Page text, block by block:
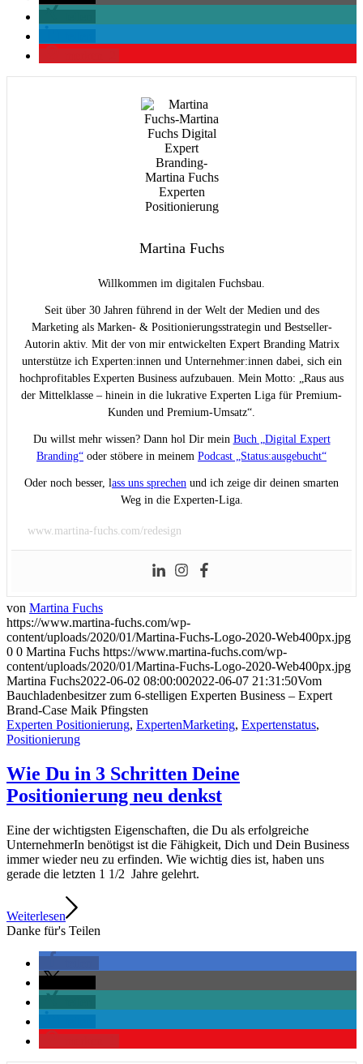
Martina Fuchs
Willkommen im digitalen Fuchsbau.
Seit über 30 Jahren führend in der Welt der Medien und des
Marketing als Marken- & Positionierungsstrategin und Bestseller-
Autorin aktiv. Mit der von mir entwickelten Expert Branding Matrix
unterstütze ich Experten:innen und Unternehmer:innen dabei, sich ein
hochprofitables Experten Business aufzubauen. Mein Motto: „Raus aus
der Mittelklasse – hinein in die lukrative Experten Liga für Premium-
Kunden und Premium-Umsatz“.
Du willst mehr wissen? Dann hol Dir mein Buch „Digital Expert
Branding“ oder stöbere in meinem Podcast „Status:ausgebucht“
Oder noch besser, lass uns sprechen und ich zeige dir deinen smarten
Weg in die Experten-Liga.
www.martina-fuchs.com/redesign
von Martina Fuchs
https://www.martina-fuchs.com/wp-
content/uploads/2020/01/Martina-Fuchs-Logo-2020-Web400px.jpg
0 0 Martina Fuchs https://www.martina-fuchs.com/wp-
content/uploads/2020/01/Martina-Fuchs-Logo-2020-Web400px.jpg
Martina Fuchs2022-06-02 08:00:002022-06-07 21:31:50Vom
Bauchladenbesitzer zum 6-stelligen Experten Business – Expert
Brand-Case Maik Pfingsten
Experten Positionierung, ExpertenMarketing, Expertenstatus,
Positionierung
Wie Du in 3 Schritten Deine
Positionierung neu denkst
Eine der wichtigsten Eigenschaften, die Du als erfolgreiche
UnternehmerIn benötigst ist die Fähigkeit, Dich und Dein Business
immer wieder neu zu erfinden. Wie wichtig dies ist, haben uns
gerade die letzten 1 1/2 Jahre gelehrt.
Weiterlesen
Danke für's Teilen